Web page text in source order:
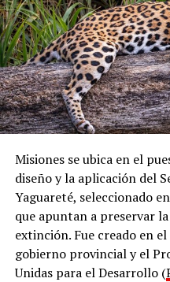
Misiones se ubica en el
diseño y la aplicación del
Yaguareté, seleccionado
que apuntan a preservar
extinción. Fue creado en
gobierno provincial y el
Unidas para el Desarrollo (